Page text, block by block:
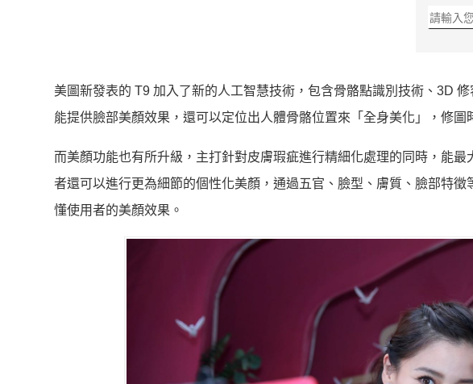
美圖新發表的 T9 加入了新的人工智慧技術，包含骨骼點識別技術、3D
能提供臉部美顏效果，還可以定位出人體骨骼位置來「全身美化」，修
而美顏功能也有所升級，主打針對皮膚瑕疵進行精細化處理的同時，能
者還可以進行更為細節的個性化美顏，通過五官、臉型、膚質、臉部特
懂使用者的美顏效果。